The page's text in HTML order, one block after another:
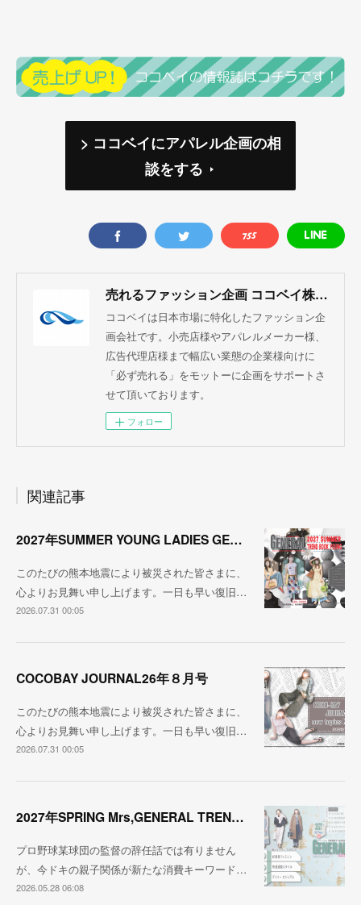
> ココベイにアパレル企画の相
談をする
売れるファッション企画 ココベイ株式会社
ココベイは日本市場に特化したファッション企
画会社です。小売店様やアパレルメーカー様、
広告代理店様まで幅広い業態の企業様向けに
「必ず売れる」をモットーに企画をサポートさ
せて頂いております。
フォロー
関連記事
2027年SUMMER YOUNG LADIES GENERAL TREND
このたびの熊本地震により被災された皆さまに、
心よりお見舞い申し上げます。一日も早い復旧…
2026.07.31 00:05
COCOBAY JOURNAL26年８月号
このたびの熊本地震により被災された皆さまに、
心よりお見舞い申し上げます。一日も早い復旧…
2026.07.31 00:05
2027年SPRING Mrs,GENERAL TREND BOOK
プロ野球某球団の監督の辞任話では有りません
が、今ドキの親子関係が新たな消費キーワード…
2026.05.28 06:08